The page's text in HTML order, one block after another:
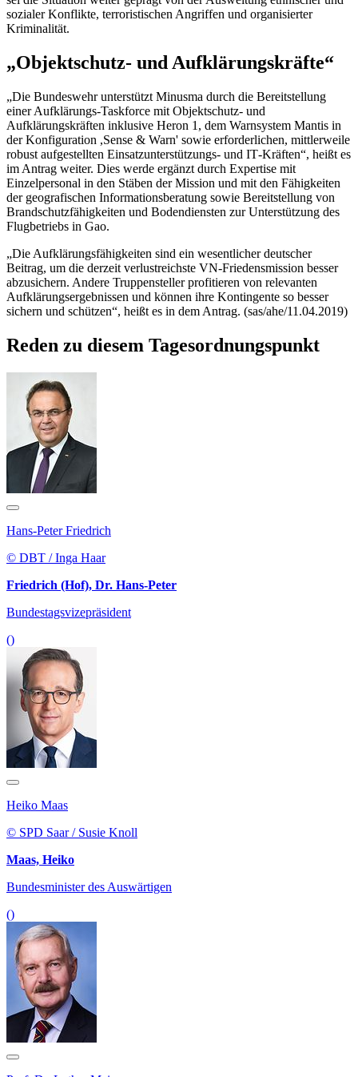
sozialer Konflikte, terroristischen Angriffen und organisierter
Kriminalität.
„Objektschutz- und Aufklärungskräfte“
„Die Bundeswehr unterstützt Minusma durch die Bereitstellung
einer Aufklärungs-Taskforce mit Objektschutz- und
Aufklärungskräften inklusive Heron 1, dem Warnsystem Mantis in
der Konfiguration ,Sense & Warn' sowie erforderlichen, mittlerweile
robust aufgestellten Einsatzunterstützungs- und IT-Kräften“, heißt es
im Antrag weiter. Dies werde ergänzt durch Expertise mit
Einzelpersonal in den Stäben der Mission und mit den Fähigkeiten
der geografischen Informationsberatung sowie Bereitstellung von
Brandschutzfähigkeiten und Bodendiensten zur Unterstützung des
Flugbetriebs in Gao.
„Die Aufklärungsfähigkeiten sind ein wesentlicher deutscher
Beitrag, um die derzeit verlustreichste VN-Friedensmission besser
abzusichern. Andere Truppensteller profitieren von relevanten
Aufklärungsergebnissen und können ihre Kontingente so besser
sichern und schützen“, heißt es in dem Antrag. (sas/ahe/11.04.2019)
Reden zu diesem Tagesordnungspunkt
Hans-Peter Friedrich
© DBT / Inga Haar
Friedrich (Hof), Dr. Hans-Peter
Bundestagsvizepräsident
()
Heiko Maas
© SPD Saar / Susie Knoll
Maas, Heiko
Bundesminister des Auswärtigen
()